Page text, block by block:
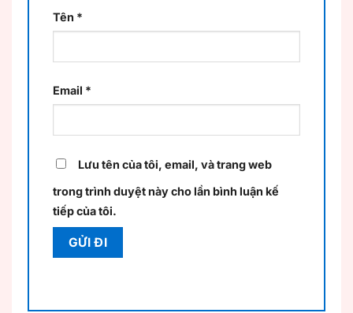
Tên *
Email *
Lưu tên của tôi, email, và trang web
trong trình duyệt này cho lần bình luận kế
tiếp của tôi.